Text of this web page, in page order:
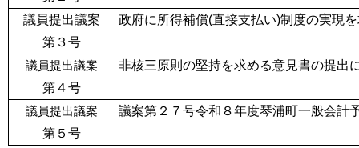
議員提出議案
第３号
政府に所得補償(直接支払い)制度の実現
議員提出議案
第４号
非核三原則の堅持を求める意見書の提出
議員提出議案
第５号
議案第２７号令和８年度琴浦町一般会計